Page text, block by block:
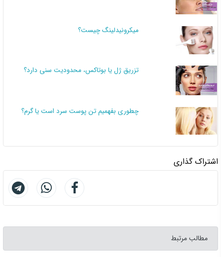
میکرونیدلینگ چیست؟
تزریق ژل یا بوتاکس، محدودیت سنی دارد؟
چطوری بفهمیم تن پوست سرد است یا گرم؟
اشتراک گذاری
مطالب مرتبط